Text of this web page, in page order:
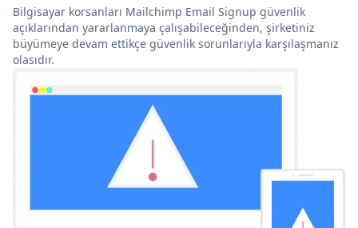
Bilgisayar korsanları Mailchimp Email Signup güvenlik
açıklarından yararlanmaya çalışabileceğinden, şirketiniz
büyümeye devam ettikçe güvenlik sorunlarıyla karşılaşmanız
olasıdır.